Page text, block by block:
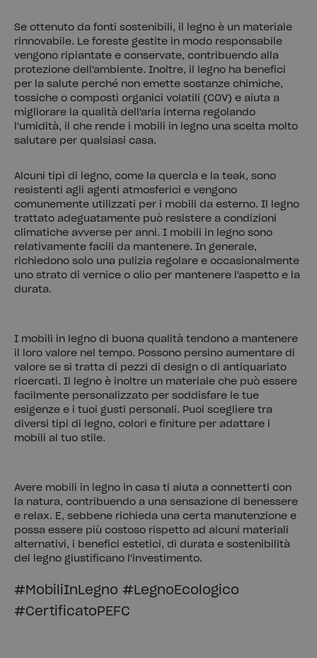
Se ottenuto da fonti sostenibili, il legno è un materiale
rinnovabile. Le foreste gestite in modo responsabile
vengono ripiantate e conservate, contribuendo alla
protezione dell'ambiente. Inoltre, il legno ha benefici
per la salute perché non emette sostanze chimiche,
tossiche o composti organici volatili (COV) e aiuta a
migliorare la qualità dell'aria interna regolando
l'umidità, il che rende i mobili in legno una scelta molto
salutare per qualsiasi casa.
Alcuni tipi di legno, come la quercia e la teak, sono
resistenti agli agenti atmosferici e vengono
comunemente utilizzati per i mobili da esterno. Il legno
trattato adeguatamente può resistere a condizioni
climatiche avverse per anni. I mobili in legno sono
relativamente facili da mantenere. In generale,
richiedono solo una pulizia regolare e occasionalmente
uno strato di vernice o olio per mantenere l'aspetto e la
durata.
I mobili in legno di buona qualità tendono a mantenere
il loro valore nel tempo. Possono persino aumentare di
valore se si tratta di pezzi di design o di antiquariato
ricercati. Il legno è inoltre un materiale che può essere
facilmente personalizzato per soddisfare le tue
esigenze e i tuoi gusti personali. Puoi scegliere tra
diversi tipi di legno, colori e finiture per adattare i
mobili al tuo stile.
Avere mobili in legno in casa ti aiuta a connetterti con
la natura, contribuendo a una sensazione di benessere
e relax. E, sebbene richieda una certa manutenzione e
possa essere più costoso rispetto ad alcuni materiali
alternativi, i benefici estetici, di durata e sostenibilità
del legno giustificano l'investimento.
#MobiliInLegno #LegnoEcologico
#CertificatoPEFC